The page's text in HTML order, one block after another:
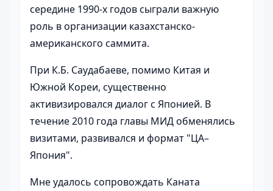
середине 1990-х годов сыграли важную
роль в организации казахстанско-
американского саммита.
При К.Б. Саудабаеве, помимо Китая и
Южной Кореи, существенно
активизировался диалог с Японией. В
течение 2010 года главы МИД обменялись
визитами, развивался и формат "ЦА–
Япония".
Мне удалось сопровождать Каната